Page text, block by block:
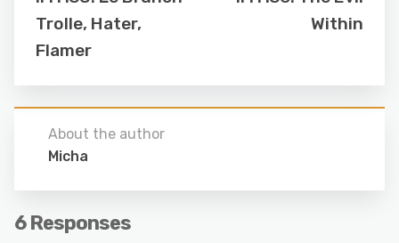
Trolle, Hater,
Flamer
Within
About the author
Micha
6 Responses